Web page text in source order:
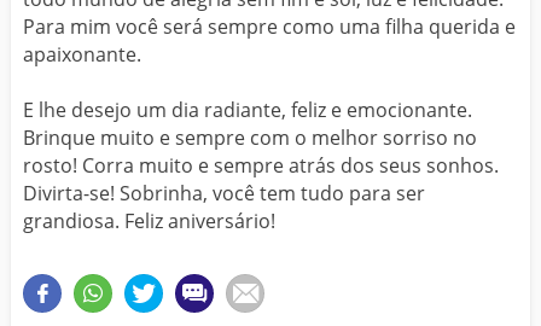
Para mim você será sempre como uma filha querida e
apaixonante.
E lhe desejo um dia radiante, feliz e emocionante.
Brinque muito e sempre com o melhor sorriso no
rosto! Corra muito e sempre atrás dos seus sonhos.
Divirta-se! Sobrinha, você tem tudo para ser
grandiosa. Feliz aniversário!